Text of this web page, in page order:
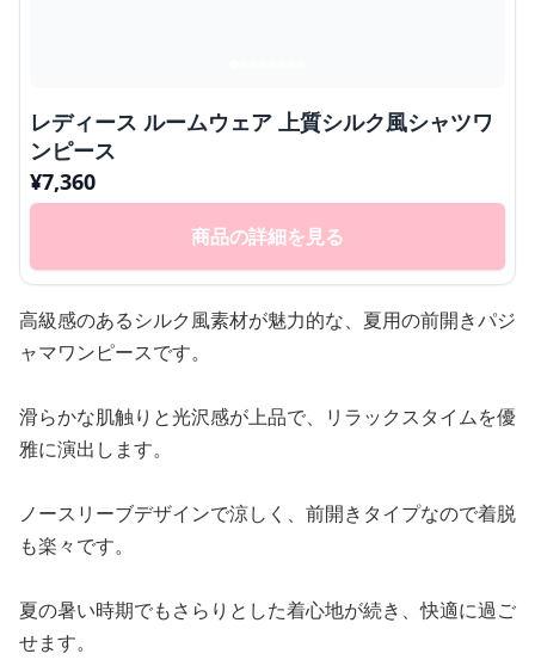
レディース ルームウェア 上質シルク風シャツワ
ンピース
¥7,360
商品の詳細を見る
高級感のあるシルク風素材が魅力的な、夏用の前開きパジ
ャマワンピースです。
滑らかな肌触りと光沢感が上品で、リラックスタイムを優
雅に演出します。
ノースリーブデザインで涼しく、前開きタイプなので着脱
も楽々です。
夏の暑い時期でもさらりとした着心地が続き、快適に過ご
せます。